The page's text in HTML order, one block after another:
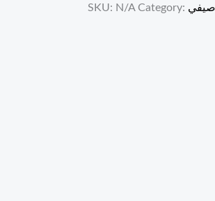
SKU: N/A Category: صيفي